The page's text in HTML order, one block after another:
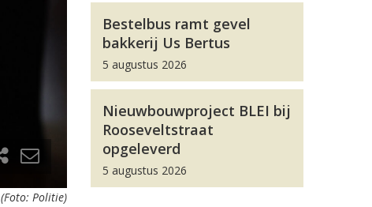
(Foto: Politie)
Bestelbus ramt gevel
bakkerij Us Bertus
5 augustus 2026
Nieuwbouwproject BLEI bij
Rooseveltstraat
opgeleverd
5 augustus 2026